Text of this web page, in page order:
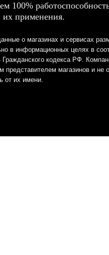
100%
их применения.
о магазинах и сервисах
в информационных целях в
Гражданского кодекса РФ.
представителем магазинов и не
от их имени.